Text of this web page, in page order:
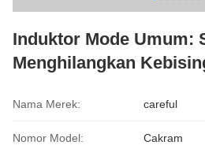
Induktor Mode Umum:
Menghilangkan
Nama Merek: careful
Nomor Model: Cakram